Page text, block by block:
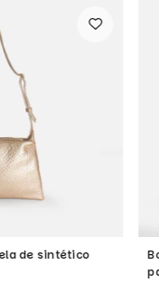
de sintético